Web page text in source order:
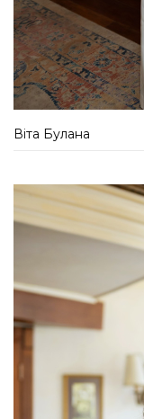
Віта Булана